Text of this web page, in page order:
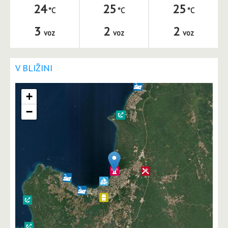
24
3 voz
25
2 voz
25
2 voz
V BLIŽINI
+
−